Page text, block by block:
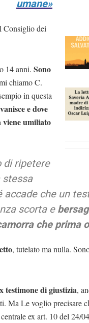
umane»
Consiglio dei
14 anni. Sono
chiamo C.
in questa
e dove
viene umiliato
di ripetere
accade che un
scorta e
che prima
, tutelato ma nulla.
testimone di giustizia,
Ma Le voglio precisare
ex art. 10 del 24/